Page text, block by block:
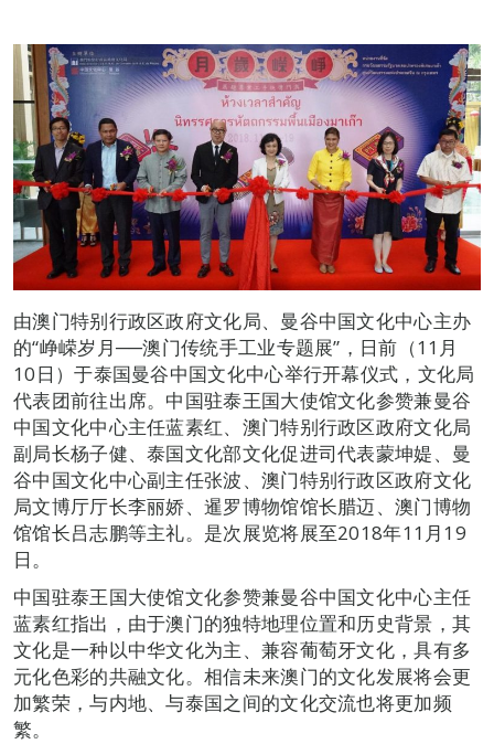
由澳门特别行政区政府文化局、曼谷中国文化中心主办
的“峥嵘岁月──澳门传统手工业专题展”，日前（11月
10日）于泰国曼谷中国文化中心举行开幕仪式，文化局
代表团前往出席。中国驻泰王国大使馆文化参赞兼曼谷
中国文化中心主任蓝素红、澳门特别行政区政府文化局
副局长杨子健、泰国文化部文化促进司代表蒙坤媞、曼
谷中国文化中心副主任张波、澳门特别行政区政府文化
局文博厅厅长李丽娇、暹罗博物馆馆长腊迈、澳门博物
馆馆长吕志鹏等主礼。是次展览将展至2018年11月19
日。
中国驻泰王国大使馆文化参赞兼曼谷中国文化中心主任
蓝素红指出，由于澳门的独特地理位置和历史背景，其
文化是一种以中华文化为主、兼容葡萄牙文化，具有多
元化色彩的共融文化。相信未来澳门的文化发展将会更
加繁荣，与内地、与泰国之间的文化交流也将更加频
繁。